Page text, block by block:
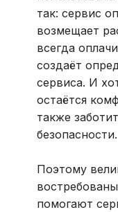
так: сервис
возмещает
всегда
создаёт
сервиса. И
остаётся
также
безопасности.
Поэтому
помогают